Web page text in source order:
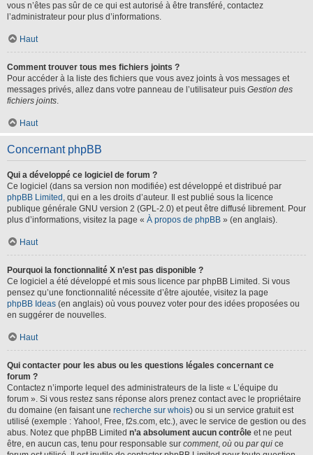
vous n’êtes pas sûr de ce qui est autorisé à être transféré, contactez
l’administrateur pour plus d’informations.
Haut
Comment trouver tous mes fichiers joints ?
Pour accéder à la liste des fichiers que vous avez joints à vos messages et
messages privés, allez dans votre panneau de l’utilisateur puis Gestion des
fichiers joints.
Haut
Concernant phpBB
Qui a développé ce logiciel de forum ?
Ce logiciel (dans sa version non modifiée) est développé et distribué par
phpBB Limited , qui en a les droits d’auteur. Il est publié sous la licence
publique générale GNU version 2 (GPL-2.0) et peut être diffusé librement. Pour
plus d’informations, visitez la page « À propos de phpBB » (en anglais).
Haut
Pourquoi la fonctionnalité X n’est pas disponible ?
Ce logiciel a été développé et mis sous licence par phpBB Limited. Si vous
pensez qu’une fonctionnalité nécessite d’être ajoutée, visitez la page
phpBB Ideas (en anglais) où vous pouvez voter pour des idées proposées ou
en suggérer de nouvelles.
Haut
Qui contacter pour les abus ou les questions légales concernant ce
forum ?
Contactez n’importe lequel des administrateurs de la liste « L’équipe du
forum ». Si vous restez sans réponse alors prenez contact avec le propriétaire
du domaine (en faisant une recherche sur whois) ou si un service gratuit est
utilisé (exemple : Yahoo!, Free, f2s.com, etc.), avec le service de gestion ou des
abus. Notez que phpBB Limited n’a absolument aucun contrôle et ne peut
être, en aucun cas, tenu pour responsable sur comment, où ou par qui ce